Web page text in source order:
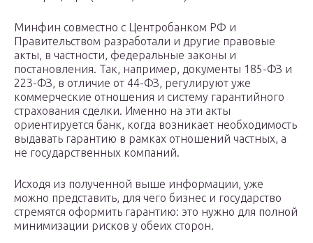
Минфин совместно с Центробанком РФ и
Правительством разработали и другие правовые
акты, в частности, федеральные законы и
постановления. Так, например, документы 185-ФЗ и
223-ФЗ, в отличие от 44-ФЗ, регулируют уже
коммерческие отношения и систему гарантийного
страхования сделки. Именно на эти акты
ориентируется банк, когда возникает необходимость
выдавать гарантию в рамках отношений частных, а
не государственных компаний.
Исходя из полученной выше информации, уже
можно представить, для чего бизнес и государство
стремятся оформить гарантию: это нужно для полной
минимизации рисков у обеих сторон.